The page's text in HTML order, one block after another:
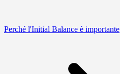
Perché l'Initial Balance è importante